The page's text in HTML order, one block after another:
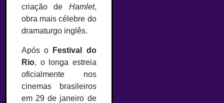
criação de Hamlet,
obra mais célebre do
dramaturgo inglês.
Após o
Festival do
Rio, o longa estreia
oficialmente nos
cinemas brasileiros
em 29 de janeiro de